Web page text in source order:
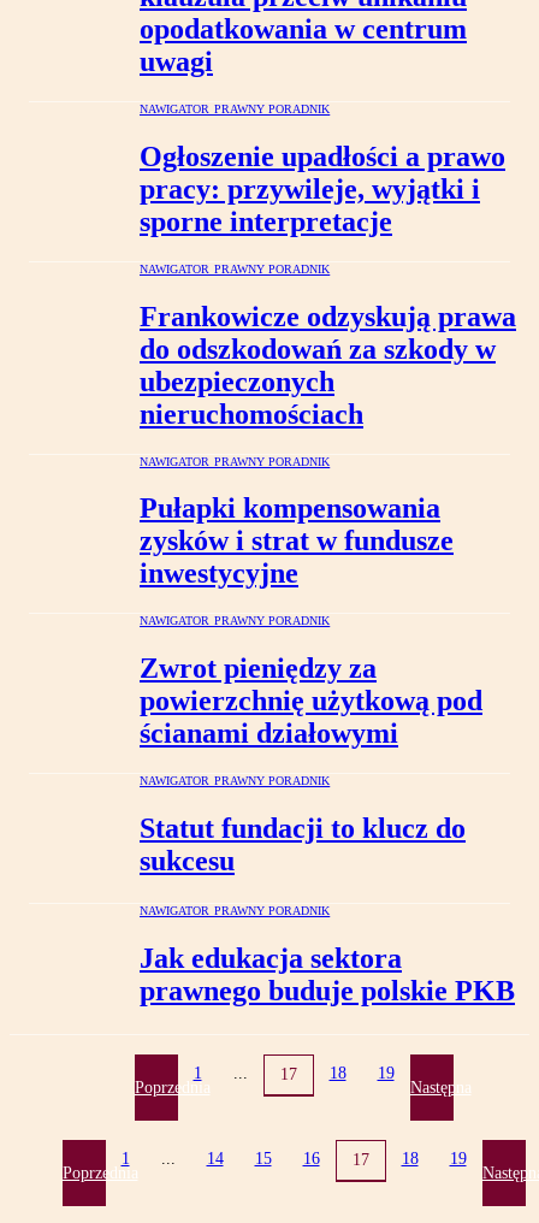
opodatkowania w centrum
uwagi
NAWIGATOR PRAWNY PORADNIK
Ogłoszenie upadłości a prawo
pracy: przywileje, wyjątki i
sporne interpretacje
NAWIGATOR PRAWNY PORADNIK
Frankowicze odzyskują prawa
do odszkodowań za szkody w
ubezpieczonych
nieruchomościach
NAWIGATOR PRAWNY PORADNIK
Pułapki kompensowania
zysków i strat w fundusze
inwestycyjne
NAWIGATOR PRAWNY PORADNIK
Zwrot pieniędzy za
powierzchnię użytkową pod
ścianami działowymi
NAWIGATOR PRAWNY PORADNIK
Statut fundacji to klucz do
sukcesu
NAWIGATOR PRAWNY PORADNIK
Jak edukacja sektora
prawnego buduje polskie PKB
Poprzednia
1 ... 17 18 19
Następna
Poprzednia
1 ... 14 15 16 17 18 19